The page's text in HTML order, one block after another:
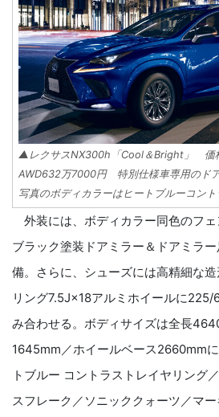
▲レクサスNX300h「Cool＆Bright」 価
AWD632万7000円 特別仕様車専用のドア
写真のボディカラーはヒートブルーコン
外装には、ボディカラー同色のフ
ブラック塗装ドアミラー＆ドアミラ
備。さらに、シューズには高精細な
リング7.5J×18アルミホイールに225/
み合わせる。ボディサイズは全長
1645mm／ホイールベース2660mm
トブルー コントラストレイヤリング
スフレーク／ソニッククォーツ／マ